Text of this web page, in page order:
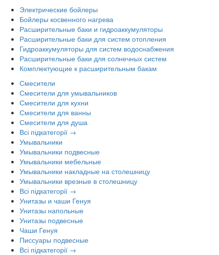
Электрические бойлеры
Бойлеры косвенного нагрева
Расширительные баки и гидроаккумуляторы
Расширительные баки для систем отопления
Гидроаккумуляторы для систем водоснабжения
Расширительные баки для солнечных систем
Комплектующие к расширительным бакам
Смесители
Смесители для умывальников
Смесители для кухни
Смесители для ванны
Смесители для душа
Всі підкатегорії →
Умывальники
Умывальники подвесные
Умывальники мебельные
Умывальники накладные на столешницу
Умывальники врезные в столешницу
Всі підкатегорії →
Унитазы и чаши Генуя
Унитазы напольные
Унитазы подвесные
Чаши Генуя
Писсуары подвесные
Всі підкатегорії →